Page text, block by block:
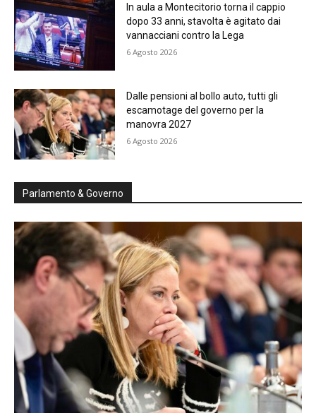
In aula a Montecitorio torna il cappio
dopo 33 anni, stavolta è agitato dai
vannacciani contro la Lega
6 Agosto 2026
Dalle pensioni al bollo auto, tutti gli
escamotage del governo per la
manovra 2027
6 Agosto 2026
Parlamento & Governo